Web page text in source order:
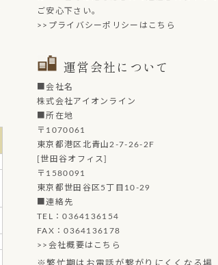
ご安心下さい。
>>プライバシーポリシーはこちら
運営会社について
■会社名
株式会社アイオンライン
■所在地
〒1070061
東京都港区北青山2-7-26-2F
[世田谷オフィス]
〒1580091
東京都世田谷区5丁目10-29
■連絡先
TEL：0364136154
FAX：0364136178
>>会社概要はこちら